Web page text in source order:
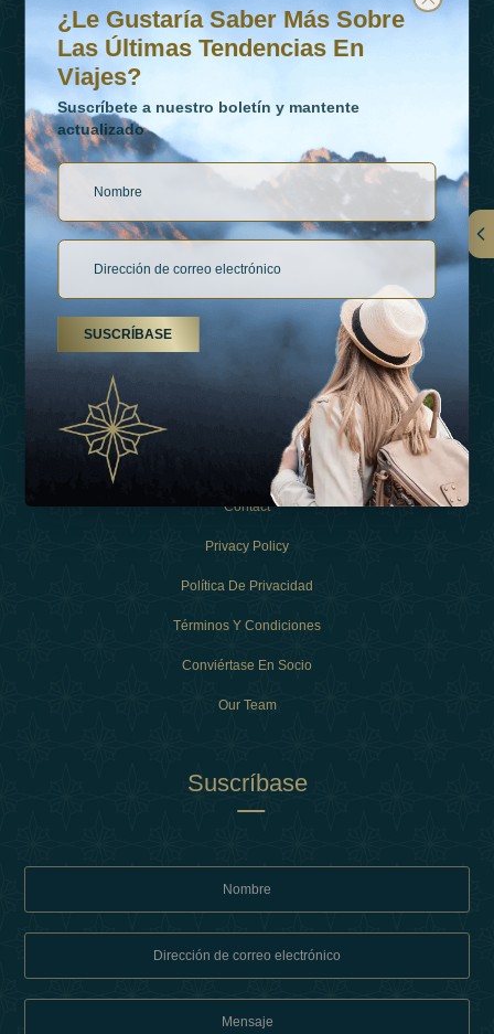
Número de WhatsApp
+442034682356
+971552944761
Vínculos
Tipos De Vacaciones
Contact
Privacy Policy
Política De Privacidad
Términos Y Condiciones
Conviértase En Socio
Our Team
Suscríbase
¿Le Gustaría Saber Más Sobre
Las Últimas Tendencias En
Viajes?
Suscríbete a nuestro boletín y mantente
actualizado
SUSCRÍBASE